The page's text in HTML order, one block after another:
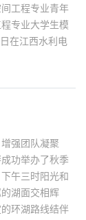
工程专业青年
专业大学生模
在江西水利电
强团队凝聚
功举办了秋季
午三时阳光和
湖面交相辉
环湖路线结伴